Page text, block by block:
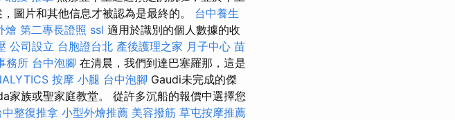
圖片和其他信息才被認為是最終的。 台中養生
燴 第二專長證照 ssl 適用於識別的個人數據的收
公司設立 台胞證台北 產後護理之家 月子中心 苗
務所 台中泡腳 在清晨，我們到達巴塞羅那，這是
按摩 小腿 台中泡腳 Gaudi未完成的傑
家族或聖家庭教堂。 從許多沉船的報價中選擇您
中整復推拿 小型外燴推薦 美容撥筋 草屯按摩推薦